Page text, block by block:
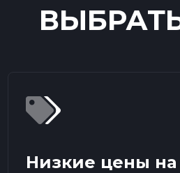
Низкие цены на